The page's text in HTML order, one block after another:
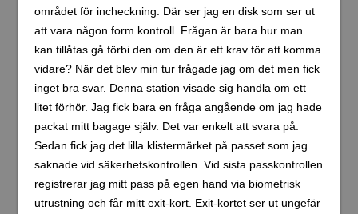
området för incheckning. Där ser jag en disk som ser ut
att vara någon form kontroll. Frågan är bara hur man
kan tillåtas gå förbi den om den är ett krav för att komma
vidare? När det blev min tur frågade jag om det men fick
inget bra svar. Denna station visade sig handla om ett
litet förhör. Jag fick bara en fråga angående om jag hade
packat mitt bagage själv. Det var enkelt att svara på.
Sedan fick jag det lilla klistermärket på passet som jag
saknade vid säkerhetskontrollen. Vid sista passkontrollen
registrerar jag mitt pass på egen hand via biometrisk
utrustning och får mitt exit-kort. Exit-kortet ser ut ungefär